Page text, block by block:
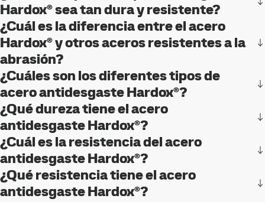
Hardox® sea tan dura y resistente?
¿Cuál es la diferencia entre el acero
Hardox® y otros aceros resistentes a la
abrasión?
¿Cuáles son los diferentes tipos de
acero antidesgaste Hardox®?
¿Qué dureza tiene el acero
antidesgaste Hardox®?
¿Cuál es la resistencia del acero
antidesgaste Hardox®?
¿Qué resistencia tiene el acero
antidesgaste Hardox®?